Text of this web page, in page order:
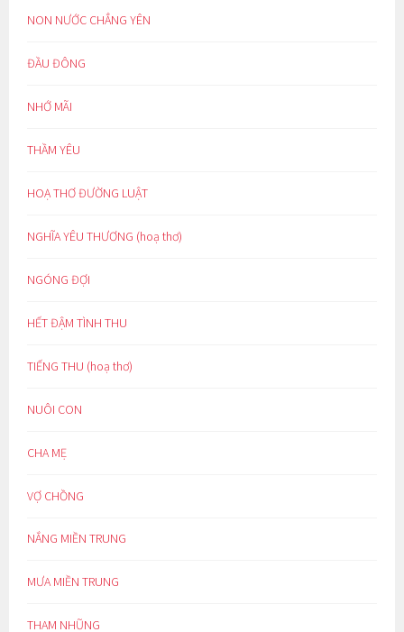
NON NƯỚC CHẲNG YÊN
ĐẦU ĐÔNG
NHỚ MÃI
THẦM YÊU
HOẠ THƠ ĐƯỜNG LUẬT
NGHĨA YÊU THƯƠNG (hoạ thơ)
NGÓNG ĐỢI
HẾT ĐẬM TÌNH THU
TIẾNG THU (hoạ thơ)
NUÔI CON
CHA MẸ
VỢ CHỒNG
NẮNG MIỀN TRUNG
MƯA MIỀN TRUNG
THAM NHŨNG